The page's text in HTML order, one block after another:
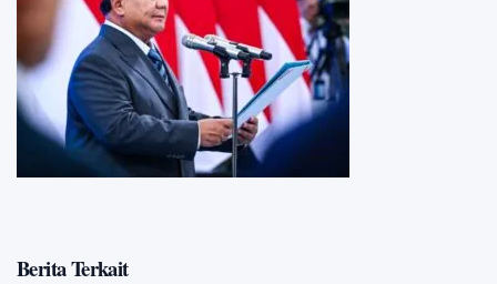
Berita Terkait